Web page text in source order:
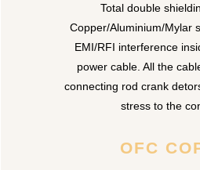
Total double
Copper/Aluminium/Mylar
EMI/RFI interference
power cable. All the
connecting rod crank
stress to the
OFC